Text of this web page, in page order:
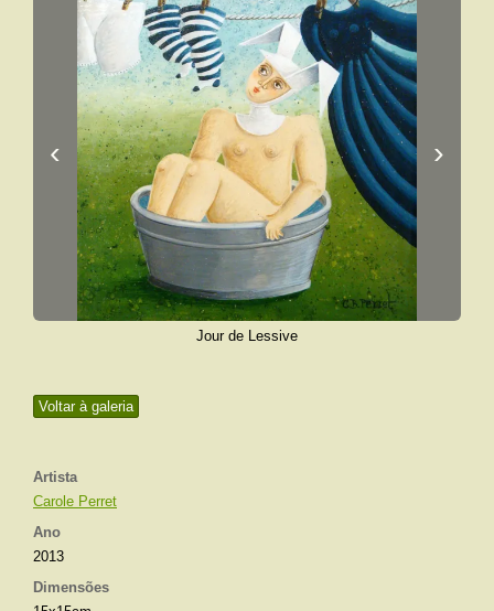
Voltar à galeria
Artista
Carole Perret
Ano
2013
Dimensões
‹ ›
Jour de Lessive